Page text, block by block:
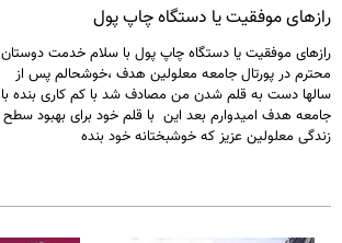
رازهای موفقیت یا دستگاه چاپ پول
رازهای موفقیت یا دستگاه چاپ پول با سلام خدمت دوستان
محترم در پورتال جامعه معلولین هدف ،خوشحالم پس از
سالها دست به قلم شدن من مصادف شد با کم کاری بنده با
جامعه هدف امیدوارم بعد این با قلم خود برای بهبود سطح
زندگی معلولین عزیز که خوشبختانه خود بنده